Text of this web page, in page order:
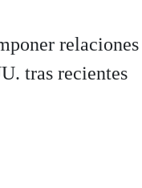
relaciones
tras recientes